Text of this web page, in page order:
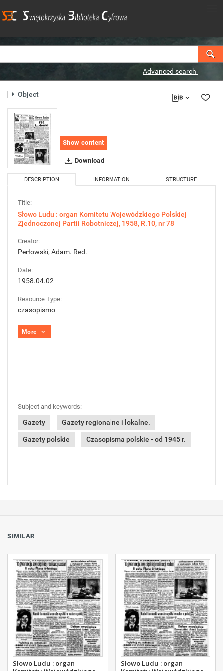
Advanced search
Object
Show content
Download
DESCRIPTION INFORMATION STRUCTURE
Title:
Słowo Ludu : organ Komitetu Wojewódzkiego Polskiej
Zjednoczonej Partii Robotniczej, 1958, R.10, nr 78
Creator:
Perłowski, Adam. Red.
Date:
1958.04.02
Resource Type:
czasopismo
More
Subject and keywords:
Gazety Gazety regionalne i lokalne.
Gazety polskie Czasopisma polskie - od 1945 r.
SIMILAR
Słowo Ludu : organ
Słowo Ludu : organ